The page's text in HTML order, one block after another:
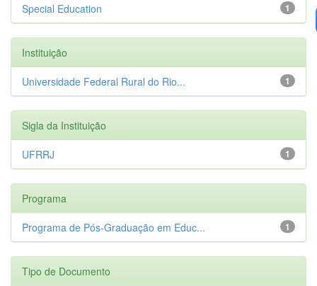
1
Special Education
Instituição
1
Universidade Federal Rural do Rio...
Sigla da Instituição
1
UFRRJ
Programa
1
Programa de Pós-Graduação em Educ...
Tipo de Documento